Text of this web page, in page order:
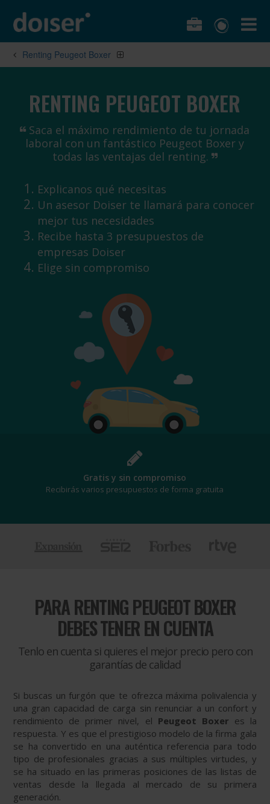
Renting Peugeot Boxer
RENTING PEUGEOT BOXER
Saca el máximo rendimiento de tu jornada
laboral con un fantástico Peugeot Boxer y
todas las ventajas del renting.
Explicanos qué necesitas
Un asesor Doiser te llamará para conocer
mejor tus necesidades
Recibe hasta 3 presupuestos de
empresas Doiser
Elige sin compromiso
Gratis y sin compromiso
Recibirás varios presupuestos de forma gratuita
PARARENTING PEUGEOT BOXER
DEBES TENER EN CUENTA
Tenlo en cuenta si quieres el mejor precio pero con
garantías de calidad
Si buscas un furgón que te ofrezca máxima polivalencia y
una gran capacidad de carga sin renunciar a un confort y
rendimiento de primer nivel, el Peugeot Boxer es la
respuesta. Y es que el prestigioso modelo de la firma gala
se ha convertido en una auténtica referencia para todo
tipo de profesionales gracias a sus múltiples virtudes, y
se ha situado en las primeras posiciones de las listas de
ventas desde la llegada al mercado de su primera
generación.